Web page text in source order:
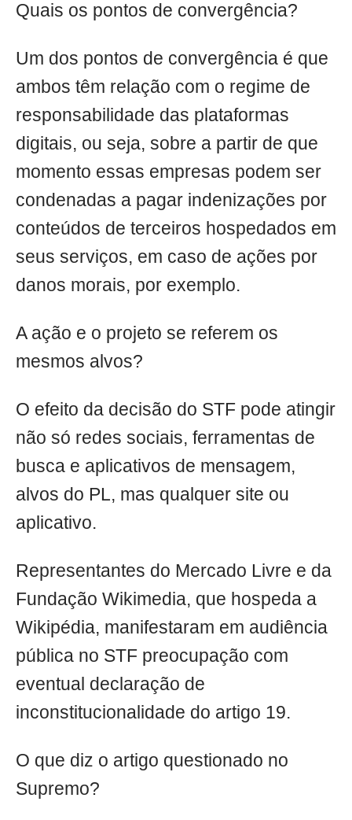
Quais os pontos de convergência?
Um dos pontos de convergência é que
ambos têm relação com o regime de
responsabilidade das plataformas
digitais, ou seja, sobre a partir de que
momento essas empresas podem ser
condenadas a pagar indenizações por
conteúdos de terceiros hospedados em
seus serviços, em caso de ações por
danos morais, por exemplo.
A ação e o projeto se referem os
mesmos alvos?
O efeito da decisão do STF pode atingir
não só redes sociais, ferramentas de
busca e aplicativos de mensagem,
alvos do PL, mas qualquer site ou
aplicativo.
Representantes do Mercado Livre e da
Fundação Wikimedia, que hospeda a
Wikipédia, manifestaram em audiência
pública no STF preocupação com
eventual declaração de
inconstitucionalidade do artigo 19.
O que diz o artigo questionado no
Supremo?